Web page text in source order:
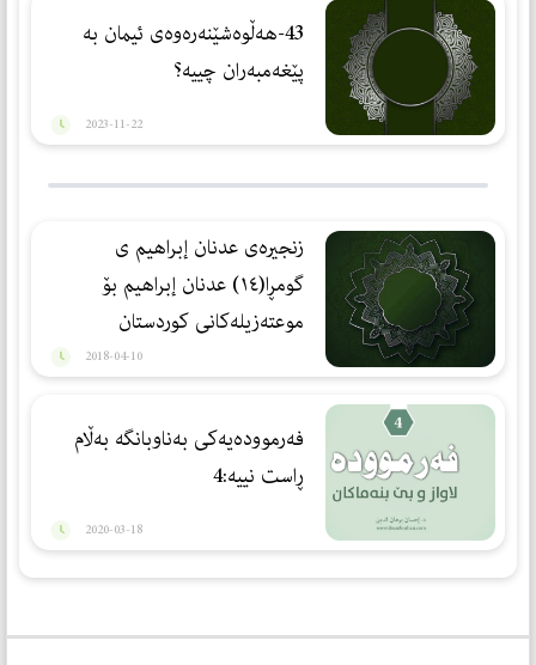
43-هەڵوەشێنەرەوەی ئیمان بە
پێغەمبەران چییە؟
2023-11-22
زنجيره‌ى عدنان إبراهيم ى
گومڕا(١٤) عدنان إبراهیم بۆ
موعته‌زیله‌كانی كوردستان
2018-04-10
فەرموودەیەكی بەناوبانگە بەڵام
ڕاست نییە:4
2020-03-18